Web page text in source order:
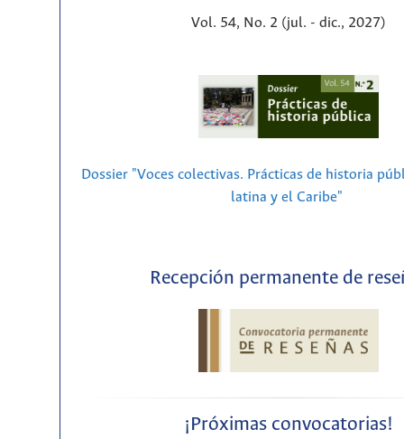
Vol. 54, No. 2 (jul. - dic., 2027)
Dossier "Voces colectivas. Prácticas de historia
latina y el Caribe"
Recepción permanente de
¡Próximas convocatorias!